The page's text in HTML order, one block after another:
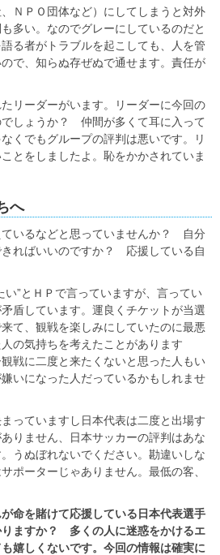
ＮＰＯ団体など）にしてしまうと対外
多い。なのでグレーにしているのだと
る者がトラブルを起こしても、人を管
で、知らぬ存ぜぬで通せます。責任が
リーダーがいます。リーダーに今回の
でしょうか？ 仲間が多くて耳に入って
くでもグループの評判は悪いです。リ
とをしましたよ。恥をかかされていま
へ
ているなどと思っていませんか？ 自分
ればいいのですか？ 応援している自
い”とＨＰで言っていますが、言ってい
盾しています。運良くチケットが当選
て、観戦を楽しみにしていたのに最悪
の気持ちを考えたことがあります
戦に二度と来たくないと思った人もい
いになった人だっているかもしれませ
っていますし日本代表は二度と出場す
りません、日本サッカーの評判はあな
うぬぼれないでください。勘違いしな
ポーターじゃありません。最低の客、
命を賭けて応援している日本代表選手
ますか？ 多くの人に迷惑をかけるエ
嬉しくないです。今回の情報は確実に